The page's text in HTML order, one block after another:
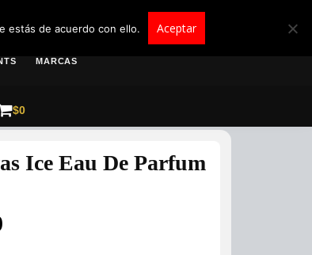
MARCAS
$0
Ice Eau De Parfum
estás de acuerdo con ello. Aceptar